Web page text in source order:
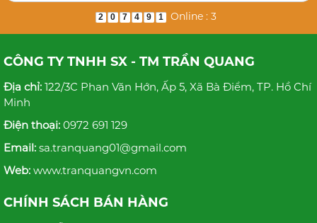
2 0 7 4 9 1 Online : 3
CÔNG TY TNHH SX - TM TRẦN QUANG
Địa chỉ: 122/3C Phan Văn Hớn, Ấp 5, Xã Bà Điểm, TP. Hồ Chí
Minh
Điện thoại: 0972 691 129
Email: sa.tranquang01@gmail.com
Web: www.tranquangvn.com
CHÍNH SÁCH BÁN HÀNG